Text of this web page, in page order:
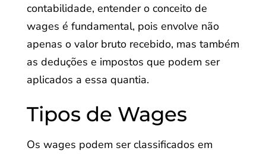
contabilidade, entender o conceito de
wages é fundamental, pois envolve não
apenas o valor bruto recebido, mas também
as deduções e impostos que podem ser
aplicados a essa quantia.
Tipos de Wages
Os wages podem ser classificados em